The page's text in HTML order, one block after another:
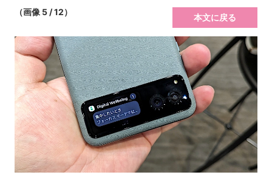
（画像 5 / 12）
本文に戻る